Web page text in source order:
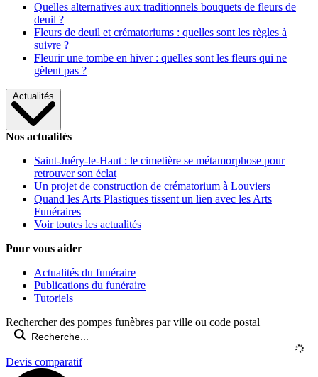
Quelles alternatives aux traditionnels bouquets de fleurs de
deuil ?
Fleurs de deuil et crématoriums : quelles sont les règles à
suivre ?
Fleurir une tombe en hiver : quelles sont les fleurs qui ne
gèlent pas ?
Actualités
Nos actualités
Saint-Juéry-le-Haut : le cimetière se métamorphose pour
retrouver son éclat
Un projet de construction de crématorium à Louviers
Quand les Arts Plastiques tissent un lien avec les Arts
Funéraires
Voir toutes les actualités
Pour vous aider
Actualités du funéraire
Publications du funéraire
Tutoriels
Rechercher des pompes funèbres par ville ou code postal
Devis comparatif